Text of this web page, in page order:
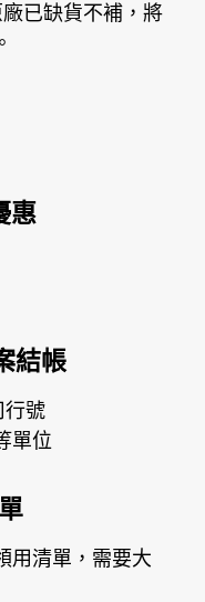
已缺貨不補，將
惠
結帳
行號
單位
用清單，需要大